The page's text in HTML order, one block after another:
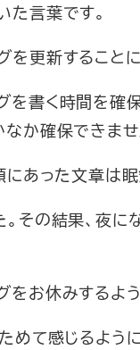
言葉です。
更新することに
書く時間を確保
か確保できませ
あった文章は
の結果、夜に
お休みするよう
めて感じるよう